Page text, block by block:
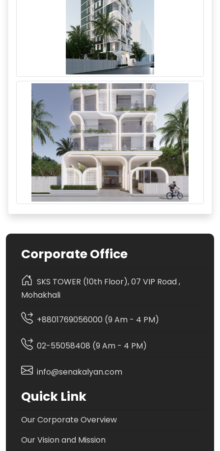
Corporate Office
SKS TOWER (10th Floor), 07 VIP Road ,
Mohakhali
+8801769056000 (9 Am - 4 PM)
02-55058408 (9 Am - 4 PM)
info@senakalyan.com
Quick Link
Our Corporate Overview
Our Vision and Mission